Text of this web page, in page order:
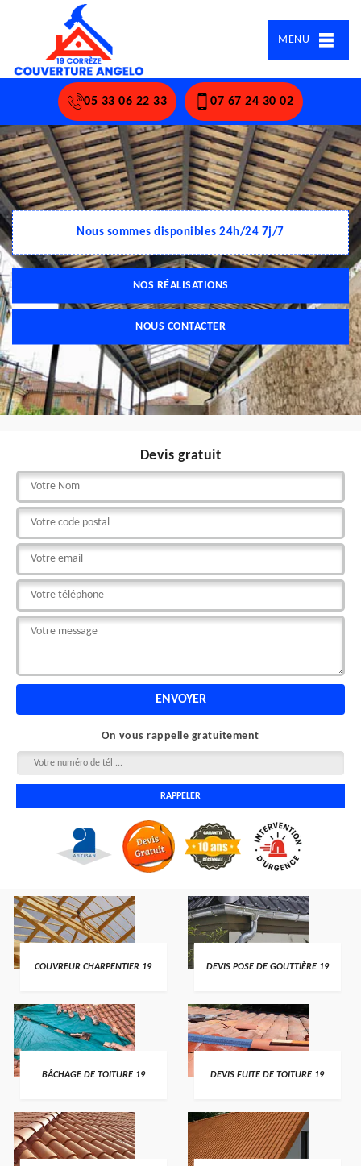
MENU
05 33 06 22 33 07 67 24 30 02
Nous sommes disponibles 24h/24 7j/7
NOS RÉALISATIONS
NOUS CONTACTER
Devis gratuit
On vous rappelle gratuitement
COUVREUR CHARPENTIER 19 DEVIS POSE DE GOUTTIÈRE 19
BÂCHAGE DE TOITURE 19 DEVIS FUITE DE TOITURE 19